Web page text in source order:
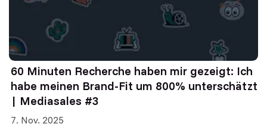
60 Minuten Recherche haben mir gezeigt: Ich
habe meinen Brand-Fit um 800% unterschätzt
| Mediasales #3
7. Nov. 2025